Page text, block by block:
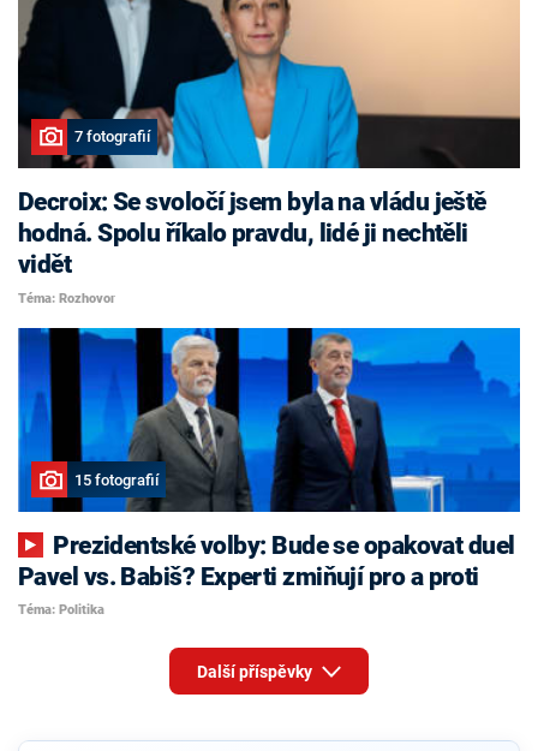
7 fotografií
Decroix: Se svoločí jsem byla na vládu ještě
hodná. Spolu říkalo pravdu, lidé ji nechtěli
vidět
Téma: Rozhovor
15 fotografií
Pavel vs. Babiš? Experti zmiňují pro a proti
Téma: Politika
Další příspěvky